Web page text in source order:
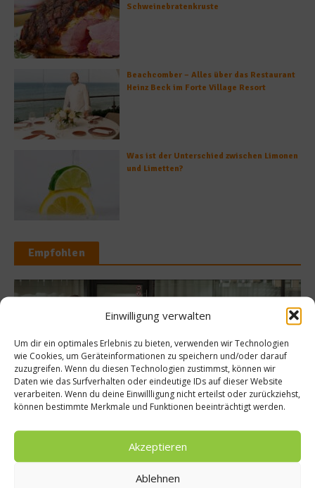
Einwilligung verwalten
Um dir ein optimales Erlebnis zu bieten, verwenden wir Technologien
wie Cookies, um Geräteinformationen zu speichern und/oder darauf
zuzugreifen. Wenn du diesen Technologien zustimmst, können wir
Daten wie das Surfverhalten oder eindeutige IDs auf dieser Website
verarbeiten. Wenn du deine Einwillligung nicht erteilst oder zurückziehst,
können bestimmte Merkmale und Funktionen beeinträchtigt werden.
Akzeptieren
Ablehnen
Schweinebratenkruste
Beachcomber – Alles über das Restaurant
Heinz Beck im Forte Village Resort
Was ist der Unterschied zwischen Limonen
und Limetten?
Empfohlen
reinen Wein
25. Juni 2017 28.
Was isst Deutschland